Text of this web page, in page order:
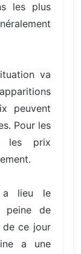
les plus
va
peuvent
Pour les
les prix
a lieu le
peine de
de ce jour
a une